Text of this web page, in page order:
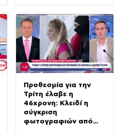
Προθεσμία για την
Τρίτη έλαβε η
46χρονη: Κλειδί η
σύγκριση
φωτογραφιών από